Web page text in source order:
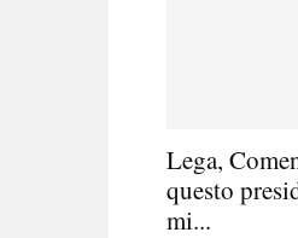
Lega,
questo
mi...